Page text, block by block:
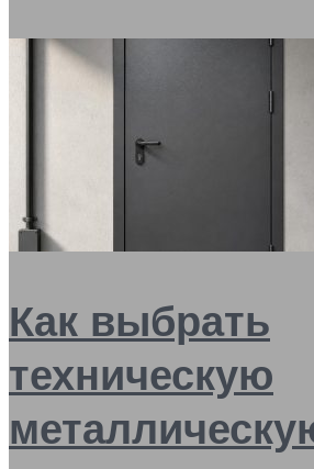
Как выбрать
техническую